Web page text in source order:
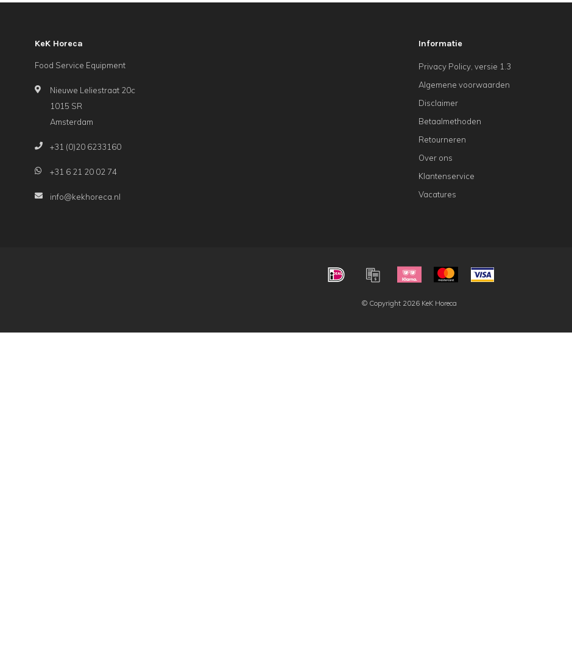
KeK Horeca
Food Service Equipment
Nieuwe Leliestraat 20c
1015 SR
Amsterdam
+31 (0)20 6233160
+31 6 21 20 02 74
info@kekhoreca.nl
Informatie
Privacy Policy, versie 1.3
Algemene voorwaarden
Disclaimer
Betaalmethoden
Retourneren
Over ons
Klantenservice
Vacatures
© Copyright 2026 KeK Horeca